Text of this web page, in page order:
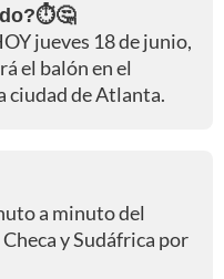
jueves 18 de junio,
el balón en el
ciudad de Atlanta.
a minuto del
y Sudáfrica por